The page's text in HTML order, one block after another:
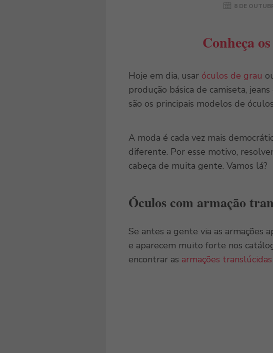
8 DE
Conheça
Hoje em dia, usar óculos de grau
produção básica de camiseta,
são os principais modelos de
A moda é cada vez mais
diferente. Por esse motivo,
cabeça de muita gente. Vamos lá?
Óculos com armação
Se antes a gente via as armações
e aparecem muito forte nos
encontrar as armações translúcidas